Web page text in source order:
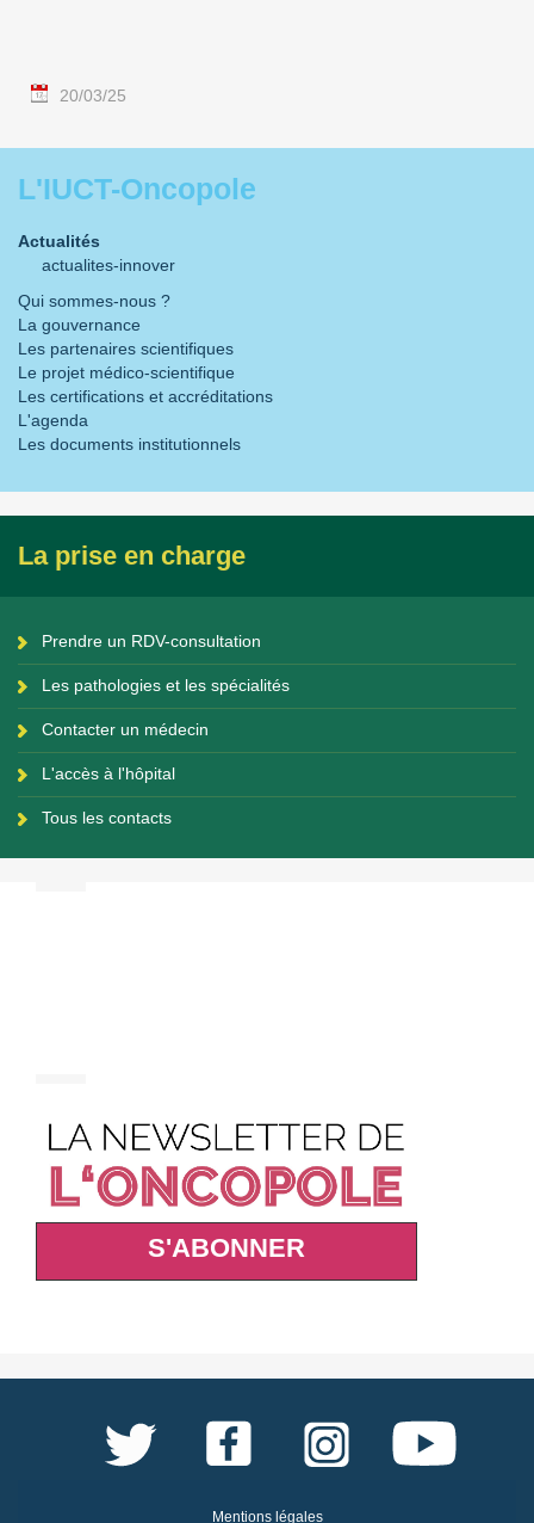
20/03/25
L'IUCT-Oncopole
Actualités
actualites-innover
Qui sommes-nous ?
La gouvernance
Les partenaires scientifiques
Le projet médico-scientifique
Les certifications et accréditations
L'agenda
Les documents institutionnels
La prise en charge
Prendre un RDV-consultation
Les pathologies et les spécialités
Contacter un médecin
L'accès à l'hôpital
Tous les contacts
S'ABONNER
Mentions légales